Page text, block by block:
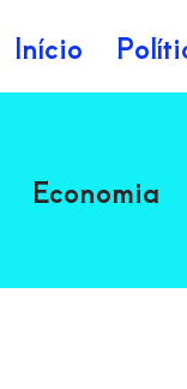
Início
Economia